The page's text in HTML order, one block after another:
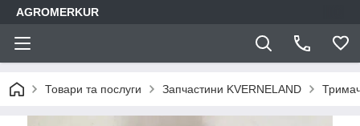
AGROMERKUR
Товари та послуги Запчастини KVERNELAND